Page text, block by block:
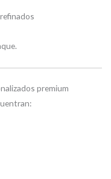
premium